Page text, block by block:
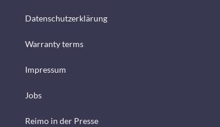
Datenschutzerklärung
Warranty terms
Impressum
Jobs
Reimo in der Presse